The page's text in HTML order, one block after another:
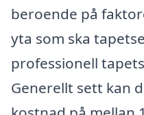
beroende på
yta som ska
professionell
Generellt sett kan